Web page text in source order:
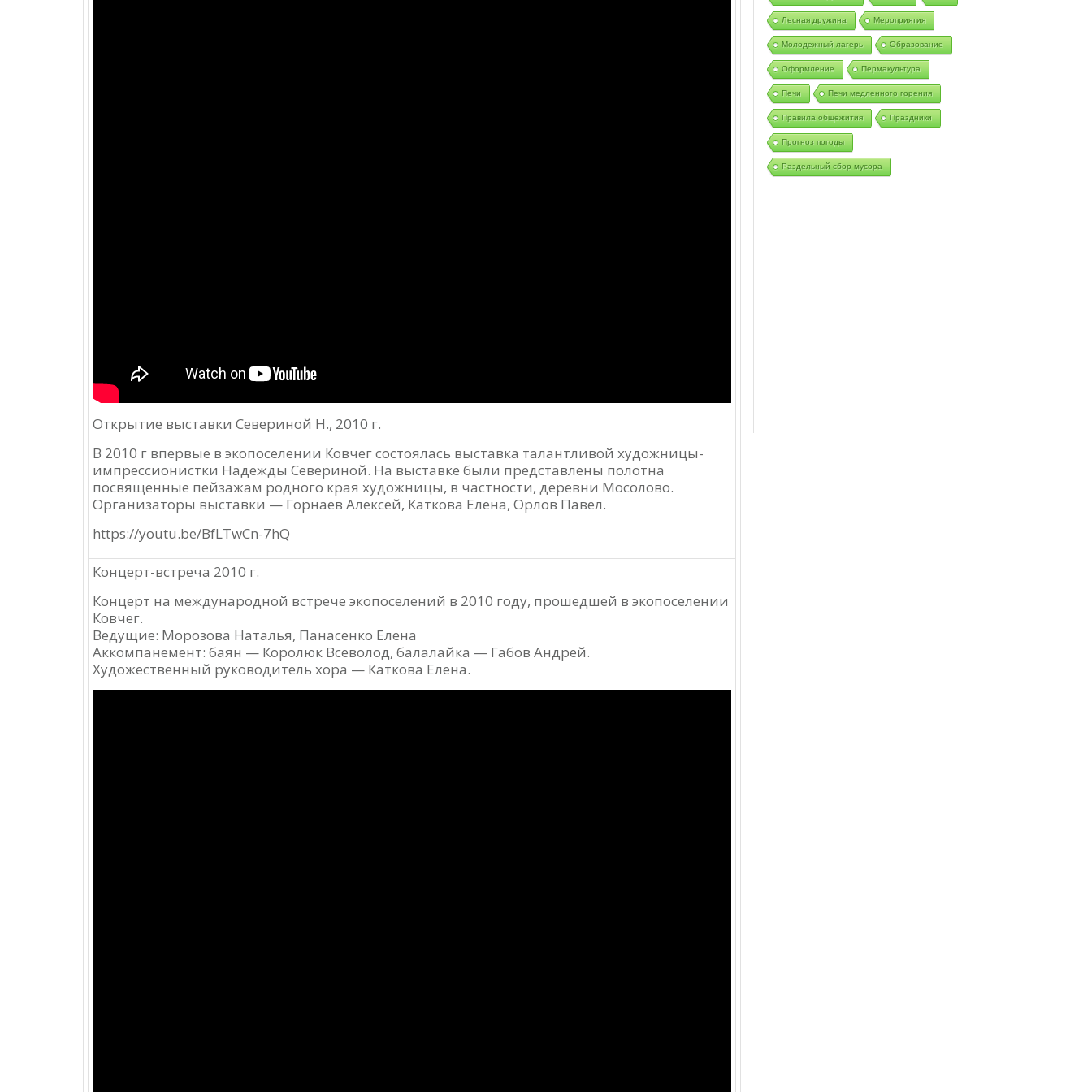
Открытие выставки Севериной Н., 2010 г.
В 2010 г впервые в экопоселении Ковчег состоялась выставка талантливой художницы-
импрессионистки Надежды Севериной. На выставке были представлены полотна
посвященные пейзажам родного края художницы, в частности, деревни Мосолово.
Организаторы выставки — Горнаев Алексей, Каткова Елена, Орлов Павел.
https://youtu.be/BfLTwCn-7hQ
Концерт-встреча 2010 г.
Концерт на международной встрече экопоселений в 2010 году, прошедшей в экопоселении
Ковчег.
Ведущие: Морозова Наталья, Панасенко Елена
Аккомпанемент: баян — Королюк Всеволод, балалайка — Габов Андрей.
Художественный руководитель хора — Каткова Елена.
Лесная дружина Мероприятия
Молодежный лагерь Образование
Оформление Пермакультура
Печи Печи медленного горения
Правила общежития Праздники
Прогноз погоды
Раздельный сбор мусора